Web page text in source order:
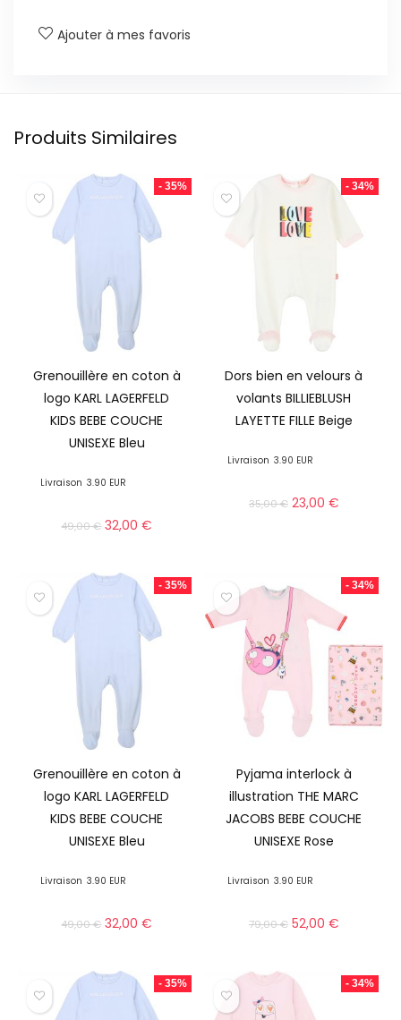
Ajouter à mes favoris
Produits Similaires
- 35%
Grenouillère en coton à
logo KARL LAGERFELD
KIDS BEBE COUCHE
UNISEXE Bleu
Livraison 3.90 EUR
49,00€ 32,00€
- 34%
Dors bien en velours à
volants BILLIEBLUSH
LAYETTE FILLE Beige
Livraison 3.90 EUR
35,00€ 23,00 €
- 35%
Grenouillère en coton à
logo KARL LAGERFELD
KIDS BEBE COUCHE
UNISEXE Bleu
Livraison 3.90 EUR
49,00€ 32,00€
- 34%
Pyjama interlock à
illustration THE MARC
JACOBS BEBE COUCHE
UNISEXE Rose
Livraison 3.90 EUR
79,00€ 52,00 €
- 35% - 34%